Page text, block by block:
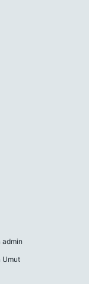
admin
Umut